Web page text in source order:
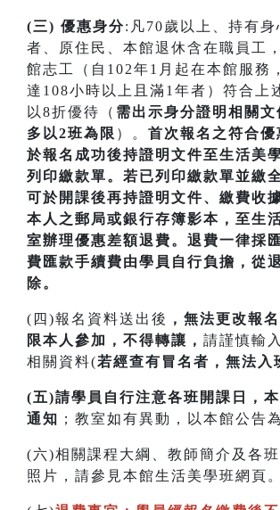
(三) 優惠身分:凡70歲以上、持有身
者、原住民、本館退休含在職員工
館志工（自102年1月起在本館服務
達108小時以上且滿1年者）符合上
以8折優待（ 需出示身分證明相關
多以2班為限 ）。 首次報名之符合
於報名成功後持證明文件至生活美
列印繳款單。若已列印繳款單並繳
可於開課後再持證明文件、繳費收
本人之郵局或銀行存簿影本，至生
室辦理優惠差額退費。 退費一律採
費匯款手續費由學員自行負擔，從
除。
(四)報名資料送出後 ，無法更改報
限本人參加，不得轉讓， 請謹慎輸
相關資料(若經查有冒名者，無法入
(五)請學員自行注意各班開課日，
通知 ；教室如有異動，以本館公告
(六)相關課程大綱、教師簡介及各
照片，請參見本館生活美學班網頁。